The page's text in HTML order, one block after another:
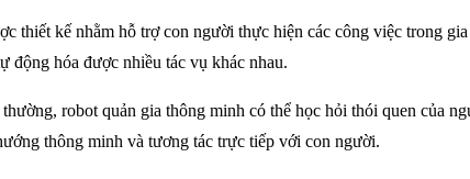
thiết kế nhằm hỗ trợ con người thực hiện các công việc trong
động hóa được nhiều tác vụ khác nhau.
robot quản gia thông minh có thể học hỏi thói quen của
thông minh và tương tác trực tiếp với con người.